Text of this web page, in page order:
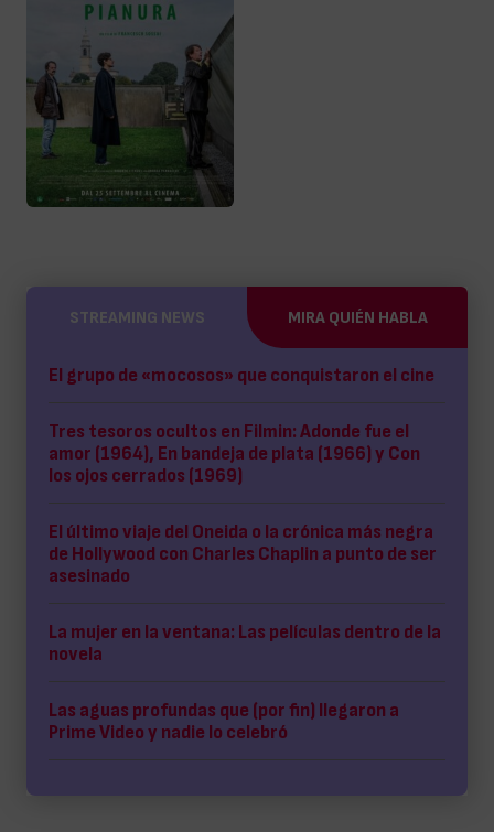
STREAMING NEWS MIRA QUIÉN HABLA
El grupo de «mocosos» que conquistaron el cine
Tres tesoros ocultos en Filmin: Adonde fue el
amor (1964), En bandeja de plata (1966) y Con
los ojos cerrados (1969)
El último viaje del Oneida o la crónica más negra
de Hollywood con Charles Chaplin a punto de ser
asesinado
La mujer en la ventana: Las películas dentro de la
novela
Las aguas profundas que (por fin) llegaron a
Prime Video y nadie lo celebró